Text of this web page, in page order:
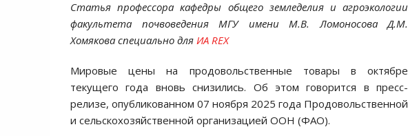
Статья профессора кафедры общего земледелия и агроэкологии
факультета почвоведения МГУ имени М.В. Ломоносова Д.М.
Хомякова специально для ИА REX
Мировые цены на продовольственные товары в октябре
текущего года вновь снизились. Об этом говорится в пресс-
релизе, опубликованном 07 ноября 2025 года Продовольственной
и сельскохозяйственной организацией ООН (ФАО).